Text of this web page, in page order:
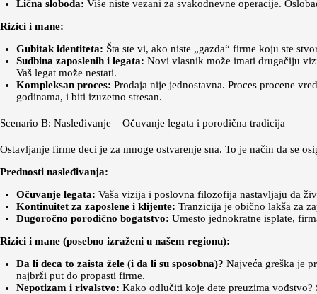
Lična sloboda: Više niste vezani za svakodnevne operacije.
Rizici i mane:
Gubitak identiteta: Šta ste vi, ako niste „gazda“ firme koju ste
Sudbina zaposlenih i legata: Novi vlasnik može imati drugačiju
Vaš legat može nestati.
Kompleksan proces: Prodaja nije jednostavna. Proces procene
godinama, i biti izuzetno stresan.
Scenario B: Nasleđivanje – Očuvanje legata i porodična tradicija
Ostavljanje firme deci je za mnoge ostvarenje sna. To je način da se
Prednosti nasleđivanja:
Očuvanje legata: Vaša vizija i poslovna filozofija nastavljaju da
Kontinuitet za zaposlene i klijente: Tranzicija je obično lakša za
Dugoročno porodično bogatstvo: Umesto jednokratne isplate,
Rizici i mane (posebno izraženi u našem regionu):
Da li deca to zaista žele (i da li su sposobna)? Najveća greška je
najbrži put do propasti firme.
Nepotizam i rivalstvo: Kako odlučiti koje dete preuzima vođstvo?